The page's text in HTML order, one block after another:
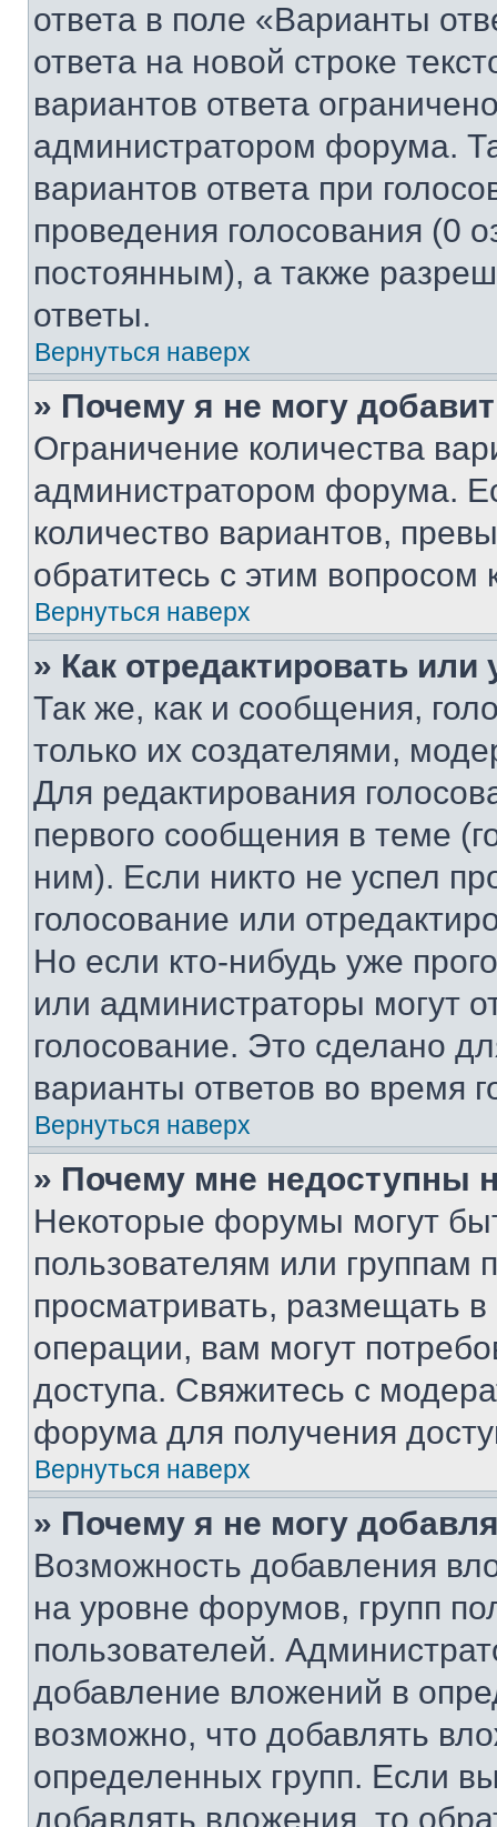
ответа в поле «Варианты
ответа на новой строке
вариантов ответа
администратором форума.
вариантов ответа при
проведения голосования (0
постоянным), а также
ответы.
Вернуться наверх
» Почему я не могу
Ограничение количества
администратором форума.
количество вариантов,
обратитесь с этим вопросом
Вернуться наверх
» Как отредактировать
Так же, как и сообщения,
только их создателями,
Для редактирования
первого сообщения в теме
ним). Если никто не успел
голосование или
Но если кто-нибудь уже
или администраторы могут
голосование. Это сделано
варианты ответов во время
Вернуться наверх
» Почему мне недоступны
Некоторые форумы могут
пользователям или группам
просматривать, размещать
операции, вам могут
доступа. Свяжитесь с
форума для получения
Вернуться наверх
» Почему я не могу
Возможность добавления
на уровне форумов, групп
пользователей.
добавление вложений в
возможно, что добавлять
определенных групп. Если
добавлять вложения, то